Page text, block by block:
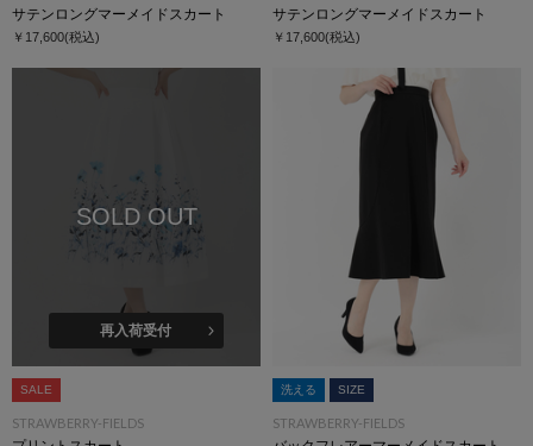
サテンロングマーメイドスカート
￥17,600(税込)
サテンロングマーメイドスカート
￥17,600(税込)
SOLD OUT
再入荷受付
SALE
STRAWBERRY-FIELDS
洗える SIZE
STRAWBERRY-FIELDS